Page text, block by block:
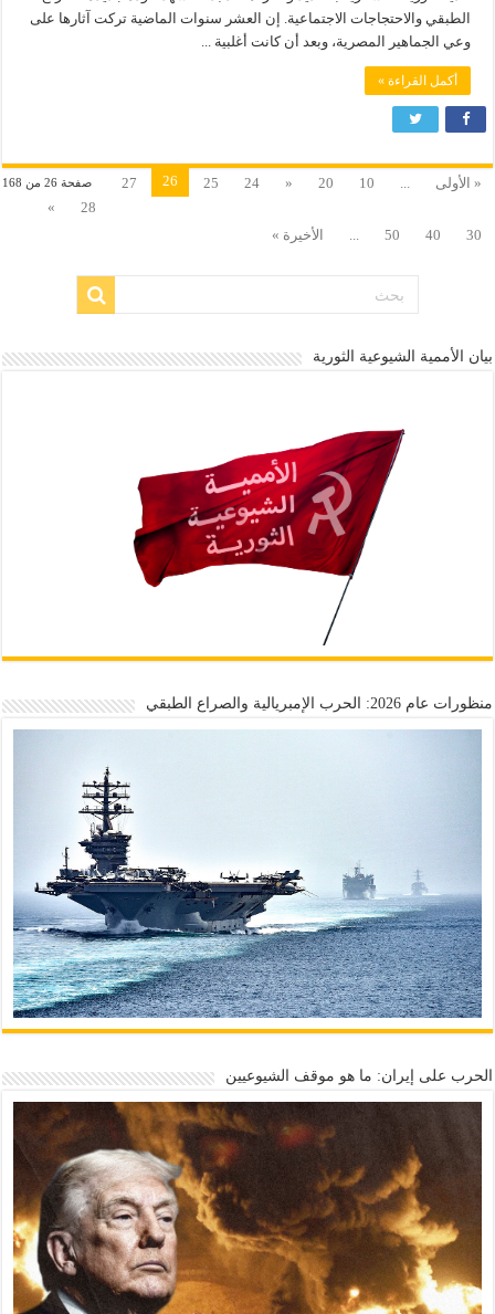
الطبقي والاحتجاجات الاجتماعية. إن العشر سنوات الماضية تركت آثارها على
وعي الجماهير المصرية، وبعد أن كانت أغلبية ...
أكمل القراءة »
صفحة 26 من 168 « الأولى ...
10
20
«
24
25
26
27
28
»
30
40
50
... الأخيرة »
بيان الأممية الشيوعية الثورية
منظورات عام 2026: الحرب الإمبريالية والصراع الطبقي
الحرب على إيران: ما هو موقف الشيوعيين